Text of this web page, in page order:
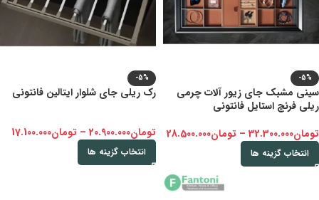
-5%
سینی مشبک جای زیور آلات چرمی
ریلی فرنچ استایل فانتونی
تومان32.300.000
– تومان28.500.000
انتخاب گزینه ها
-5%
رک ریلی جای شلوار ایتالین فانتونی
تومان20.900.000
– تومان17.100.000
انتخاب گزینه ها